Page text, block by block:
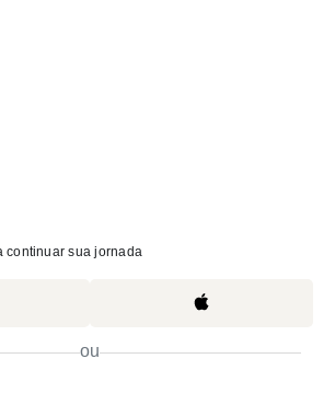
continuar sua jornada
ou